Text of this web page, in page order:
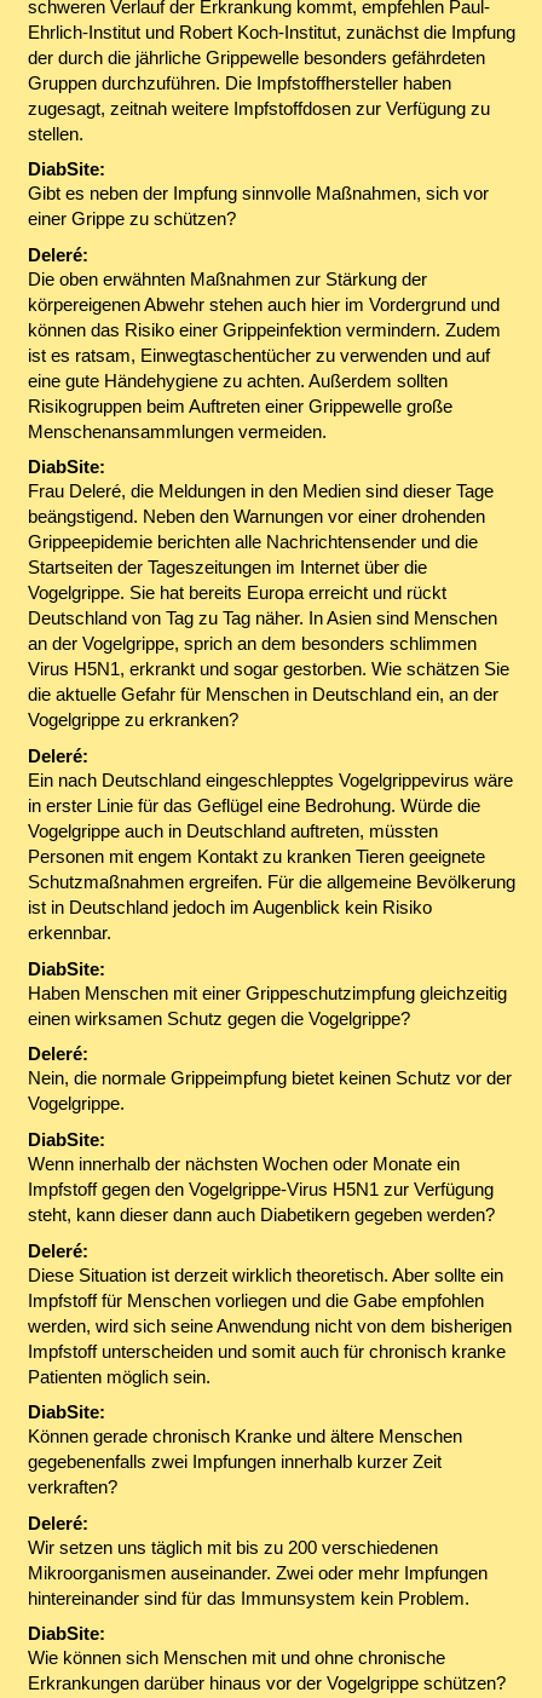
schweren Verlauf der Erkrankung kommt, empfehlen Paul-
Ehrlich-Institut und Robert Koch-Institut, zunächst die Impfung
der durch die jährliche Grippewelle besonders gefährdeten
Gruppen durchzuführen. Die Impfstoffhersteller haben
zugesagt, zeitnah weitere Impfstoffdosen zur Verfügung zu
stellen.
DiabSite:
Gibt es neben der Impfung sinnvolle Maßnahmen, sich vor
einer Grippe zu schützen?
Deleré:
Die oben erwähnten Maßnahmen zur Stärkung der
körpereigenen Abwehr stehen auch hier im Vordergrund und
können das Risiko einer Grippeinfektion vermindern. Zudem
ist es ratsam, Einwegtaschentücher zu verwenden und auf
eine gute Händehygiene zu achten. Außerdem sollten
Risikogruppen beim Auftreten einer Grippewelle große
Menschenansammlungen vermeiden.
DiabSite:
Frau Deleré, die Meldungen in den Medien sind dieser Tage
beängstigend. Neben den Warnungen vor einer drohenden
Grippeepidemie berichten alle Nachrichtensender und die
Startseiten der Tageszeitungen im Internet über die
Vogelgrippe. Sie hat bereits Europa erreicht und rückt
Deutschland von Tag zu Tag näher. In Asien sind Menschen
an der Vogelgrippe, sprich an dem besonders schlimmen
Virus H5N1, erkrankt und sogar gestorben. Wie schätzen Sie
die aktuelle Gefahr für Menschen in Deutschland ein, an der
Vogelgrippe zu erkranken?
Deleré:
Ein nach Deutschland eingeschlepptes Vogelgrippevirus wäre
in erster Linie für das Geflügel eine Bedrohung. Würde die
Vogelgrippe auch in Deutschland auftreten, müssten
Personen mit engem Kontakt zu kranken Tieren geeignete
Schutzmaßnahmen ergreifen. Für die allgemeine Bevölkerung
ist in Deutschland jedoch im Augenblick kein Risiko
erkennbar.
DiabSite:
Haben Menschen mit einer Grippeschutzimpfung gleichzeitig
einen wirksamen Schutz gegen die Vogelgrippe?
Deleré:
Nein, die normale Grippeimpfung bietet keinen Schutz vor der
Vogelgrippe.
DiabSite:
Wenn innerhalb der nächsten Wochen oder Monate ein
Impfstoff gegen den Vogelgrippe-Virus H5N1 zur Verfügung
steht, kann dieser dann auch Diabetikern gegeben werden?
Deleré:
Diese Situation ist derzeit wirklich theoretisch. Aber sollte ein
Impfstoff für Menschen vorliegen und die Gabe empfohlen
werden, wird sich seine Anwendung nicht von dem bisherigen
Impfstoff unterscheiden und somit auch für chronisch kranke
Patienten möglich sein.
DiabSite:
Können gerade chronisch Kranke und ältere Menschen
gegebenenfalls zwei Impfungen innerhalb kurzer Zeit
verkraften?
Deleré:
Wir setzen uns täglich mit bis zu 200 verschiedenen
Mikroorganismen auseinander. Zwei oder mehr Impfungen
hintereinander sind für das Immunsystem kein Problem.
DiabSite:
Wie können sich Menschen mit und ohne chronische
Erkrankungen darüber hinaus vor der Vogelgrippe schützen?